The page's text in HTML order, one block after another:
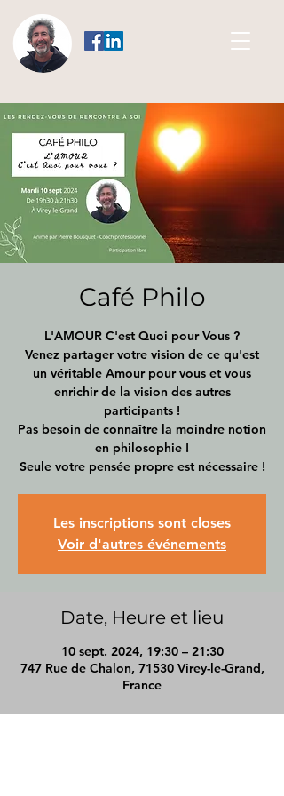
Café Philo
L'AMOUR C'est Quoi pour Vous ?
Venez partager votre vision de ce qu'est
un véritable Amour pour vous et vous
enrichir de la vision des autres
participants !
Pas besoin de connaître la moindre notion
en philosophie !
Seule votre pensée propre est nécessaire !
Les inscriptions sont closes
Voir d'autres événements
Date, Heure et lieu
10 sept. 2024, 19:30 – 21:30
747 Rue de Chalon, 71530 Virey-le-Grand,
France